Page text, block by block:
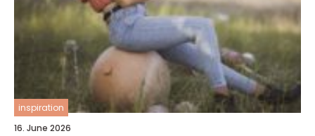
inspiration
16. June 2026